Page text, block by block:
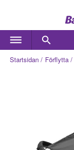
Startsidan Förflytta